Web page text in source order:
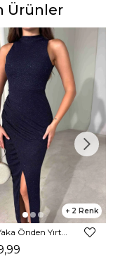
Ürünler
2